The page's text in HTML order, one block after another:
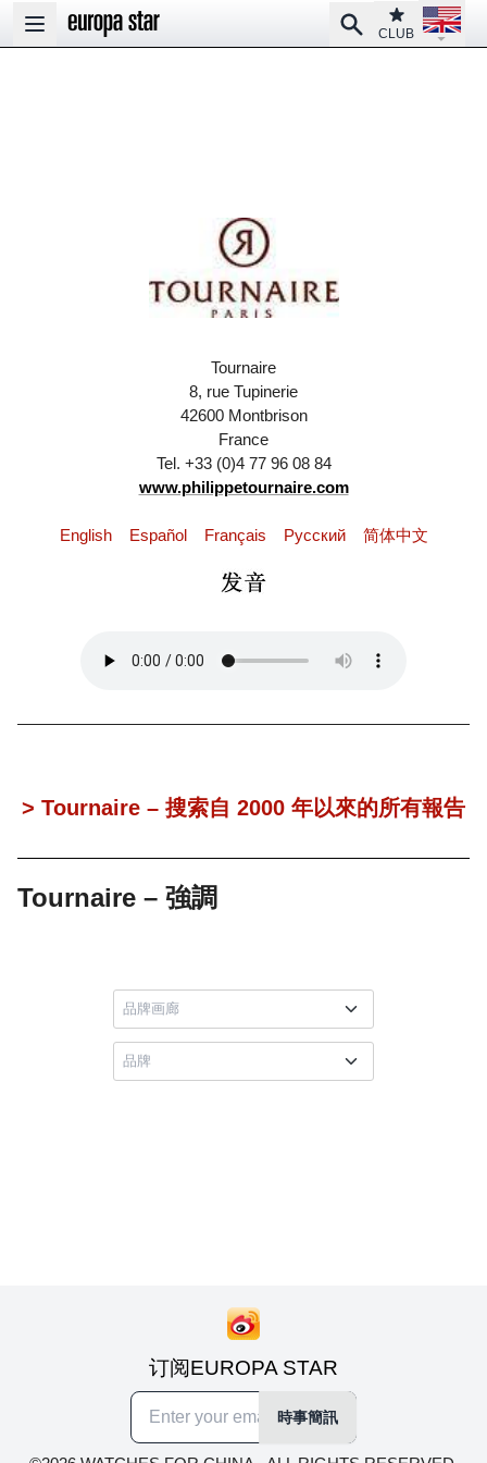
Open main menu
SearchClub
CLUB
Open
Tournaire
8, rue Tupinerie
42600 Montbrison
France
Tel. +33 (0)4 77 96 08 84
www.philippetournaire.com
English Español Français Pусский 简体中文
> Tournaire – 搜索自 2000 年以來的所有報告
Tournaire – 強調
订阅EUROPA STAR
時事簡訊